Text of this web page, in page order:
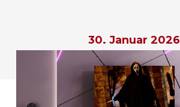
30. Januar 2026